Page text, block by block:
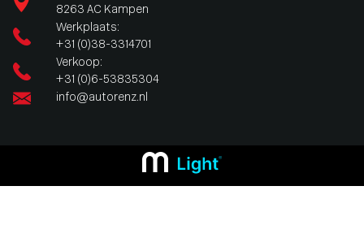
8263 AC Kampen
Werkplaats:
+31 (0)38-3314701
Verkoop:
+31 (0)6-53835304
info@autorenz.nl